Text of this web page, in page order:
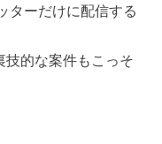
ターだけに配信する
技的な案件もこっそ